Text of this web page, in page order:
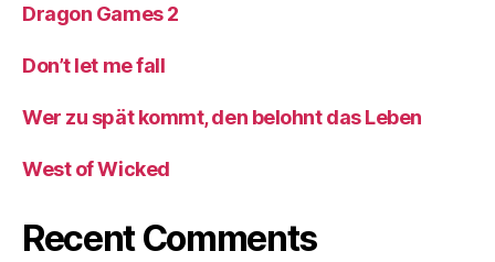
Dragon Games 2
Don’t let me fall
Wer zu spät kommt, den belohnt das Leben
West of Wicked
Recent Comments